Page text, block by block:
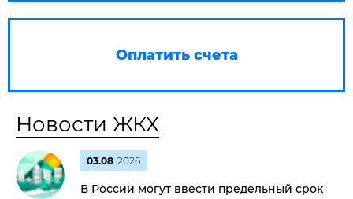
Оплатить счета
Новости ЖКХ
03.08 2026
В России могут ввести предельный срок